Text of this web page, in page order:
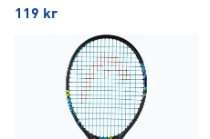
119 kr